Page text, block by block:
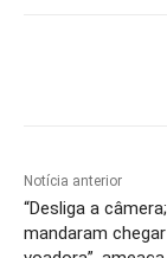
Notícia anterior
“Desliga a câmera;
mandaram